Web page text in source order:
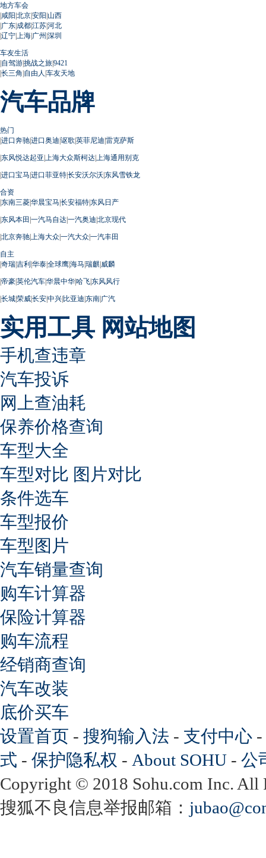
地方车会
|咸阳|北京|安阳|山西
|广东|成都|江苏|河北
|辽宁| 上海|广州 |深圳
车友生活
|自驾游|挑战之旅|9421
|长三角 |自由人 |车友天地
汽车品牌
热门
|进口奔驰|进口奥迪|讴歌|英菲尼迪|雷克萨斯
|东风悦达起亚| 上海大众斯柯达| 上海通用别克
|进口宝马|进口菲亚特|长安沃尔沃|东风雪铁龙
合资
|东南三菱|华晨宝马|长安福特|东风日产
|东风本田 |一汽马自达|一汽奥迪|北京现代
|北京奔驰| 上海大众|一汽大众|一汽丰田
自主
|奇瑞|吉利|华泰|全球鹰|海马|瑞麒|威麟
|帝豪|英伦汽车|华晨中华|哈飞|东风风行
|长城|荣威|长安|中兴|比亚迪|东南|广汽
实用工具 网站地图
手机查违章
汽车投诉
网上查油耗
保养价格查询
车型大全
车型对比 图片对比
条件选车
车型报价
车型图片
汽车销量查询
购车计算器
保险计算器
购车流程
经销商查询
汽车改装
底价买车
设置首页 - 搜狗输入法 - 支付中心 -
式 - 保护隐私权 - About SOHU - 公
Copyright © 2018 Sohu.com Inc.
搜狐不良信息举报邮箱：